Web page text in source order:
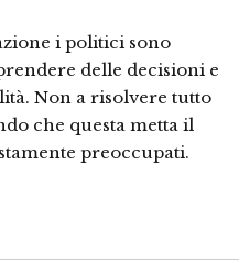
i politici sono
delle decisioni e
Non a risolvere tutto
che questa metta il
preoccupati.